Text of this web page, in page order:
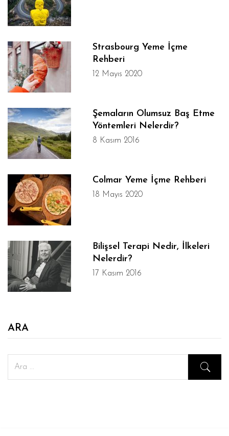
Strasbourg Yeme İçme
Rehberi
12 Mayıs 2020
Şemaların Olumsuz Baş Etme
Yöntemleri Nelerdir?
8 Kasım 2016
Colmar Yeme İçme Rehberi
18 Mayıs 2020
Bilişsel Terapi Nedir, İlkeleri
Nelerdir?
17 Kasım 2016
ARA